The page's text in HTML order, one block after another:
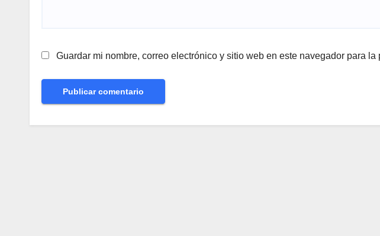
Guardar mi nombre, correo electrónico y sitio web en este navegador para